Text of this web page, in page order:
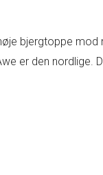
bjergtoppe mod
er den nordlige.